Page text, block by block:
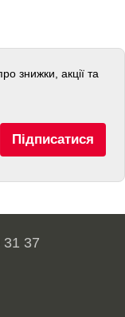
знижки, акції та
Підписатися
31 37